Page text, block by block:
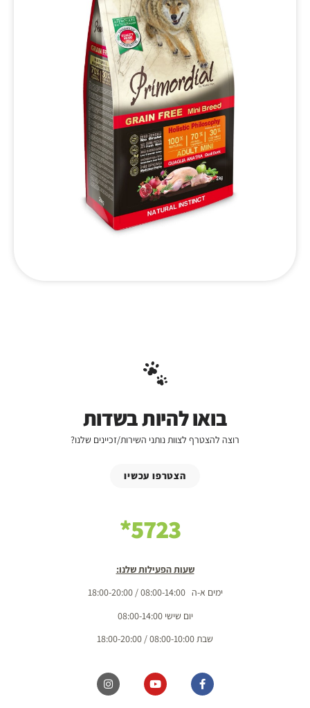
בואו להיות בשדות
רוצה להצטרף לצוות נותני השירות/זכיינים שלנו?
הצטרפו עכשיו
5723*
שעות הפעילות שלנו:
ימים א-ה 08:00-14:00 / 18:00-20:00
יום שישי 08:00-14:00
שבת 08:00-10:00 / 18:00-20:00